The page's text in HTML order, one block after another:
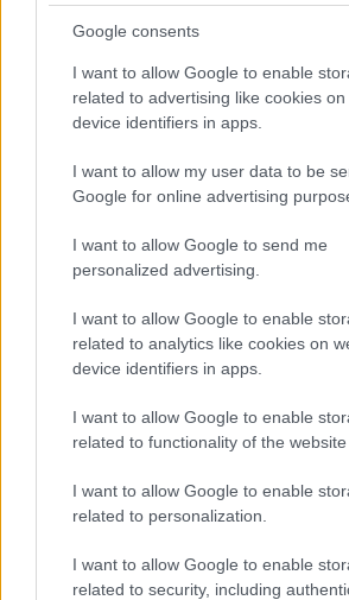
Google consents
I want to allow Google to enable
related to advertising like cookies
device identifiers in apps.
I want to allow my user data to be
Google for online advertising
I want to allow Google to send me
personalized advertising.
I want to allow Google to enable
related to analytics like cookies on
device identifiers in apps.
I want to allow Google to enable
related to functionality of the website
I want to allow Google to enable
related to personalization.
I want to allow Google to enable
related to security, including
την «έλλειψη μεταμέλειας»
ως λόγο που θα αποτελούσε
κοινωνία αν
«Ο μόνος τρόπος για να
δεν θα υποπέσει εκ νέου σε
πράξεις είναι να του
τον κρατήσει στη φυλακή για
της ζωής του», δήλωσε στο
Πέμπτη η Jeannice Williams
εκ των εισαγγελέων.
Η δικηγόρος του Kelly,
υποστήριξε ότι ο πελάτης
να πεθάνει στη φυλακή είτε
αποτελούσε απειλή σε
συμφώνησε, λέγοντας στο